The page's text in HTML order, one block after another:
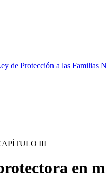
de Protección a las Familias
III
en